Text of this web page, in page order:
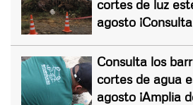
cortes de luz
agosto
Consulta los
cortes de agua
agosto ¡Amplia